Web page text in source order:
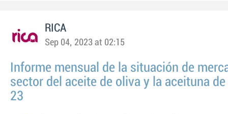
RICA
Sep 04, 2023 at 02:15
Informe mensual de la situación de
sector del aceite de oliva y la aceituna
23